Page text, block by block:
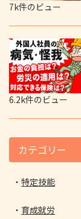
7k件のビュー
6.2k件のビュー
カテゴリー
特定技能
育成就労